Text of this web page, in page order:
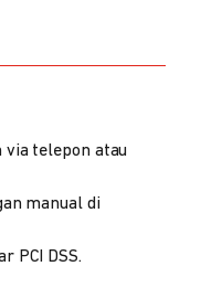
via telepon atau
manual di
PCI DSS.